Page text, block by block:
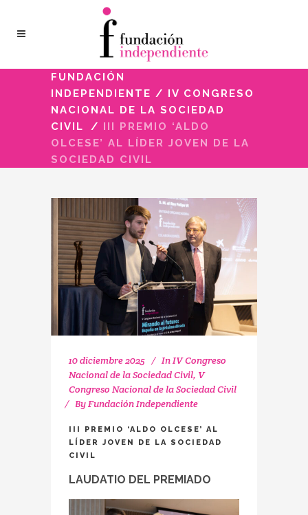
FUNDACIÓN
INDEPENDIENTE / IV CONGRESO
NACIONAL DE LA SOCIEDAD
CIVIL
/ III PREMIO ‘ALDO
OLCESE’ AL LÍDER JOVEN DE LA
SOCIEDAD CIVIL
10 diciembre 2025 InIV Congreso
Nacional de la Sociedad Civil, V
Congreso Nacional de la Sociedad Civil
ByFundación Independiente
III PREMIO ‘ALDO OLCESE’ AL
LÍDER JOVEN DE LA SOCIEDAD
CIVIL
LAUDATIO DEL PREMIADO